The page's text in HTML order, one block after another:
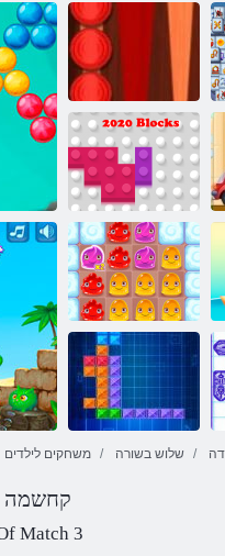
שב-שש יסאלק
םיקולב 2020
2 ץרא גנידופ
משחקים לילדים שלוש בשורה
3 קחשמה
Match 3